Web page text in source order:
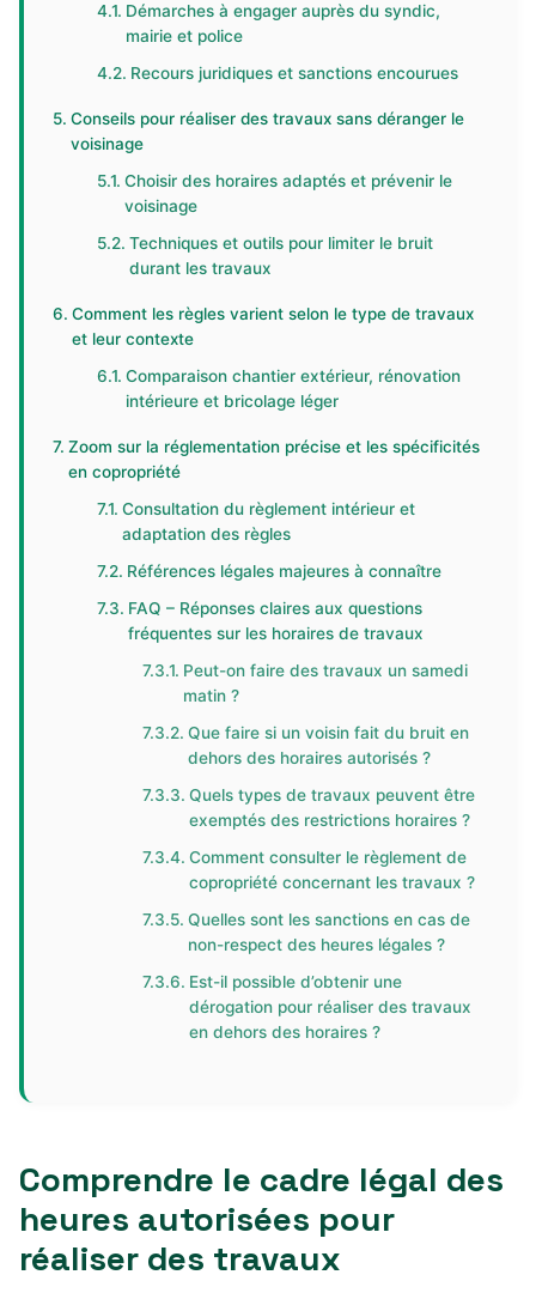
Démarches à engager auprès du syndic,
mairie et police
Recours juridiques et sanctions encourues
Conseils pour réaliser des travaux sans déranger le
voisinage
Choisir des horaires adaptés et prévenir le
voisinage
Techniques et outils pour limiter le bruit
durant les travaux
Comment les règles varient selon le type de travaux
et leur contexte
Comparaison chantier extérieur, rénovation
intérieure et bricolage léger
Zoom sur la réglementation précise et les spécificités
en copropriété
Consultation du règlement intérieur et
adaptation des règles
Références légales majeures à connaître
FAQ – Réponses claires aux questions
fréquentes sur les horaires de travaux
Peut-on faire des travaux un samedi
matin ?
Que faire si un voisin fait du bruit en
dehors des horaires autorisés ?
Quels types de travaux peuvent être
exemptés des restrictions horaires ?
Comment consulter le règlement de
copropriété concernant les travaux ?
Quelles sont les sanctions en cas de
non-respect des heures légales ?
Est-il possible d’obtenir une
dérogation pour réaliser des travaux
en dehors des horaires ?
Comprendre le cadre légal des
heures autorisées pour
réaliser des travaux